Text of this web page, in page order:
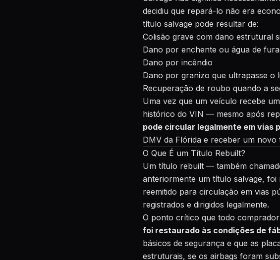
decidiu que repará-lo não era
título salvage pode resultar de:
Colisão grave com dano estrutural
Dano por enchente ou água de
Dano por incêndio
Dano por granizo que ultrapasse o
Recuperação de roubo quando a
Uma vez que um veículo recebe
histórico do VIN — mesmo após
pode circular legalmente em vias
DMV da Flórida e receber um
O Que É um Título Rebuilt?
Um título rebuilt — também
anteriormente um título salvage,
reemitido para circulação em vias
registrados e dirigidos legalmente.
O ponto crítico que todo
foi restaurado às condições de
básicos de segurança e que as
estruturais, se os airbags foram